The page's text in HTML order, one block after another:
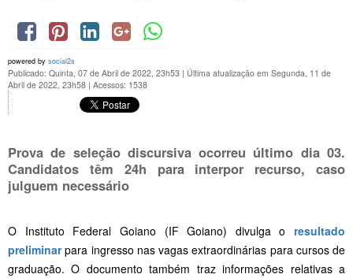
powered by social2s
Publicado: Quinta, 07 de Abril de 2022, 23h53 | Última atualização em Segunda, 11 de
Abril de 2022, 23h58 | Acessos: 1538
Prova de seleção discursiva ocorreu último dia 03.
Candidatos têm 24h para interpor recurso, caso
julguem necessário
O Instituto Federal Goiano (IF Goiano) divulga o resultado
preliminarpara ingresso nas vagas extraordinárias para cursos de
graduação. O documento também traz informações relativas a